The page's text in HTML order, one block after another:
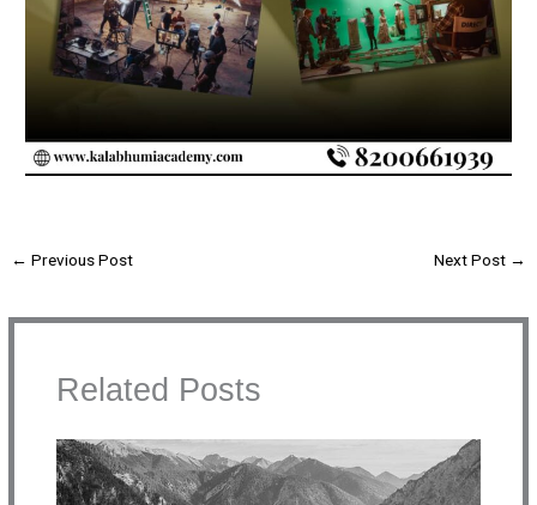
← Previous Post Next Post →
Related Posts